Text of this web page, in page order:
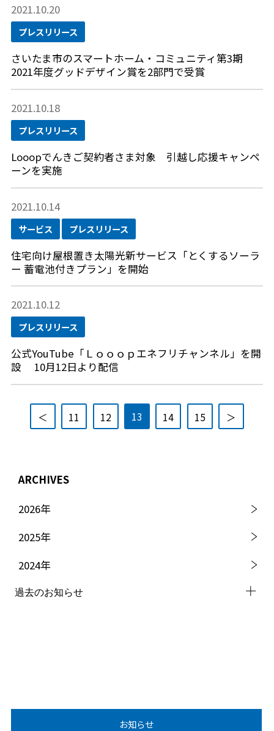
2021.10.20
プレスリリース
さいたま市のスマートホーム・コミュニティ第3期
2021年度グッドデザイン賞を2部門で受賞
2021.10.18
プレスリリース
Looopでんきご契約者さま対象 引越し応援キャンペ
ーンを実施
2021.10.14
サービス プレスリリース
住宅向け屋根置き太陽光新サービス「とくするソーラ
ー 蓄電池付きプラン」を開始
2021.10.12
プレスリリース
公式YouTube「Ｌｏｏｏｐエネフリチャンネル」を開
設 10月12日より配信
＜ 11 12 13 14 15 ＞
ARCHIVES
2026年
2025年
2024年
過去のお知らせ
お知らせ